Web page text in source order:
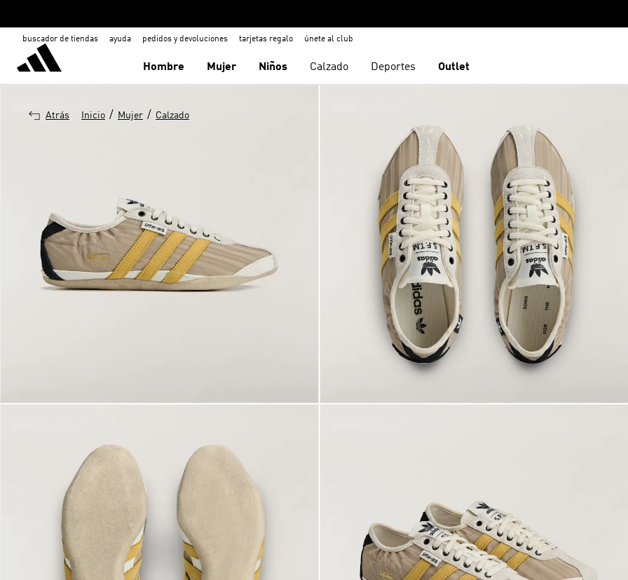
buscador de tiendas ayuda pedidos y devoluciones tarjetas regalo únete al club
Hombre Mujer Niños Calzado Deportes Outlet
Atrás Inicio / Mujer / Calzado